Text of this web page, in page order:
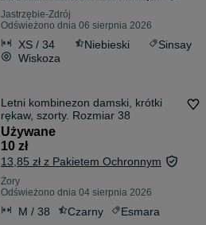
Jastrzębie-Zdrój
Odświeżono dnia 06 sierpnia 2026
XS / 34 Niebieski
Sinsay
Wiskoza
Letni kombinezon damski, krótki
rękaw, szorty. Rozmiar 38
Używane
10 zł
13,85 zł z Pakietem Ochronnym
Żory
Odświeżono dnia 04 sierpnia 2026
M / 38 Czarny Esmara